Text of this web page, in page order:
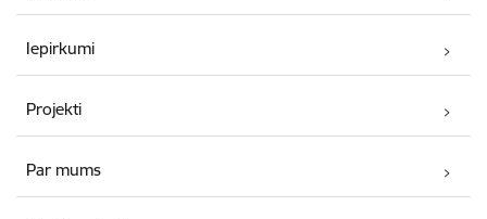
Iepirkumi
Projekti
Par mums